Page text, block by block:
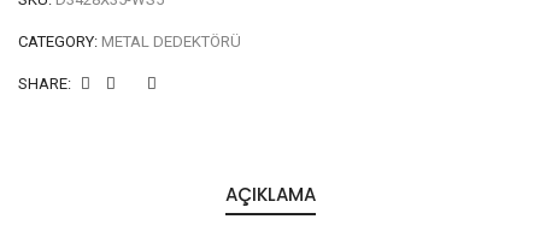
CATEGORY: METAL DEDEKTÖRÜ
SHARE:
AÇIKLAMA